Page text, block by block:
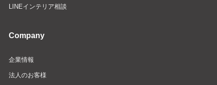
LINEインテリア相談
Company
企業情報
法人のお客様